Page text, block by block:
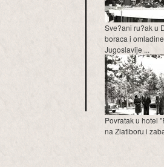
Sve?ani ru?ak u
boraca i omladine
Jugoslavije ...
Povratak u hotel
na Zlatiboru i